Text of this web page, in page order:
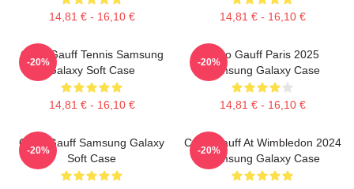
14,81 € - 16,10 € 14,81 € - 16,10 €
Coco Gauff Tennis Samsung
Galaxy Soft Case
14,81 € - 16,10 €
-20%
Coco Gauff Paris 2025
Samsung Galaxy Case
14,81 € - 16,10 €
-20%
Coco Gauff Samsung Galaxy
Soft Case
-20%
Coco Gauff At Wimbledon 2024
Samsung Galaxy Case
-20%